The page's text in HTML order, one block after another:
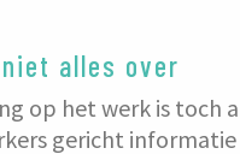
alles over
op het werk is toch
gericht informatie